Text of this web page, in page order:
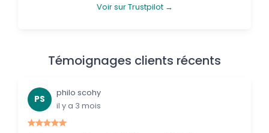
Voir sur Trustpilot →
Témoignages clients récents
PS
philo scohy
il y a 3 mois